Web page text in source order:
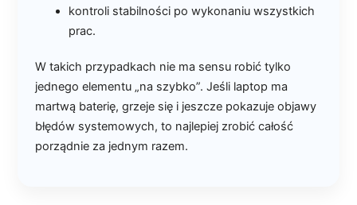
kontroli stabilności po wykonaniu wszystkich
prac.
W takich przypadkach nie ma sensu robić tylko
jednego elementu „na szybko”. Jeśli laptop ma
martwą baterię, grzeje się i jeszcze pokazuje objawy
błędów systemowych, to najlepiej zrobić całość
porządnie za jednym razem.